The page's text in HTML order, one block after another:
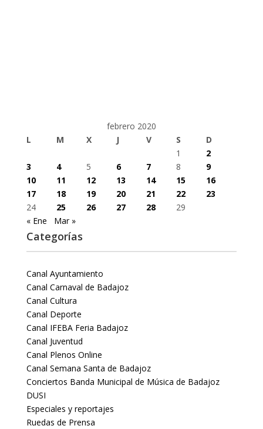
febrero 2020
L
M X J V S
D
1
2
3
4 5 6 7 8
9
10
11 12 13 14 15
16
17
18 19 20 21 22
23
24
25 26 27 28
29
« Ene
Mar »
Categorías
Canal Ayuntamiento
Canal Carnaval de Badajoz
Canal Cultura
Canal Deporte
Canal IFEBA Feria Badajoz
Canal Juventud
Canal Plenos Online
Canal Semana Santa de Badajoz
Conciertos Banda Municipal de Música de Badajoz
DUSI
Especiales y reportajes
Ruedas de Prensa